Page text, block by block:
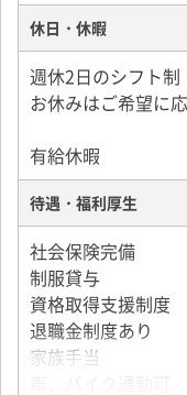
休日・休暇
週休2日のシフト制
お休みはご希望に
有給休暇
待遇・福利厚生
社会保険完備
制服貸与
資格取得支援制度
退職金制度あり
家族手当